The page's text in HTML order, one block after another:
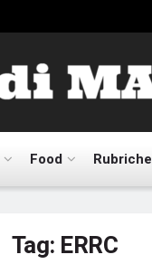
Food Rubriche
Tag: ERRC